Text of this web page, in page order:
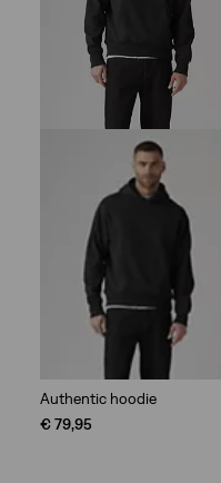
beoordelingen
Authentic hoodie
€ 79,95